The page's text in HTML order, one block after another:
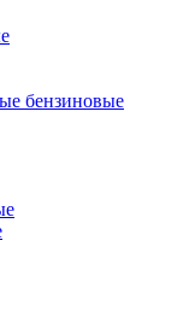
бензиновые